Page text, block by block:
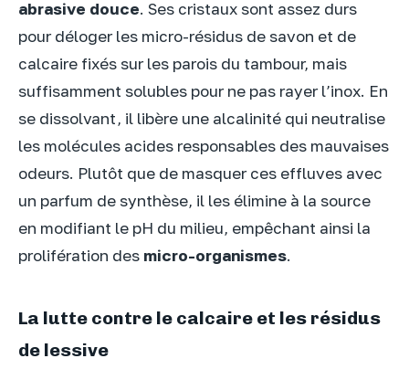
abrasive douce. Ses cristaux sont assez durs
pour déloger les micro-résidus de savon et de
calcaire fixés sur les parois du tambour, mais
suffisamment solubles pour ne pas rayer l’inox. En
se dissolvant, il libère une alcalinité qui neutralise
les molécules acides responsables des mauvaises
odeurs. Plutôt que de masquer ces effluves avec
un parfum de synthèse, il les élimine à la source
en modifiant le pH du milieu, empêchant ainsi la
prolifération des micro-organismes.
La lutte contre le calcaire et les résidus
de lessive